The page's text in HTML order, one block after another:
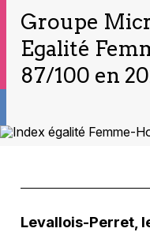
Groupe
Egalité
87/100 en
Levallois-Perret,